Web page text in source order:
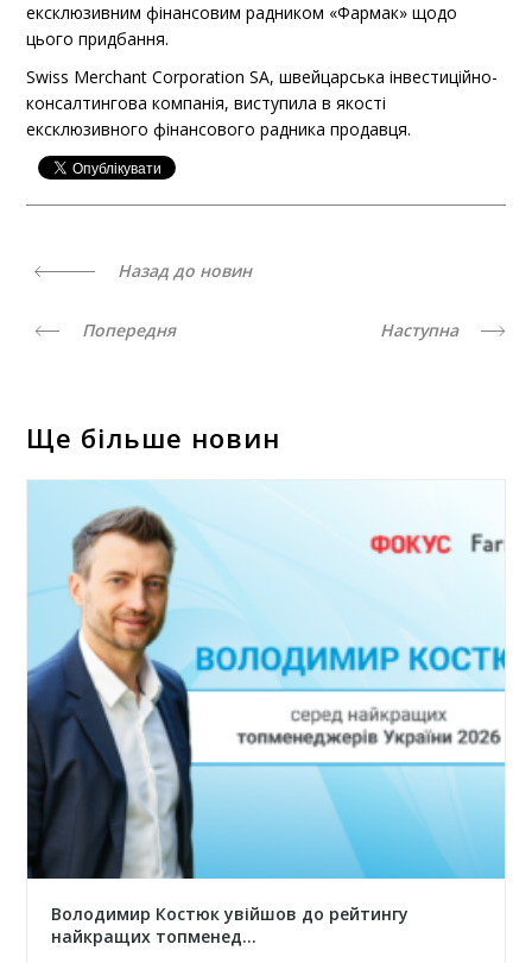
ексклюзивним фінансовим радником «Фармак» щодо
цього придбання.
Swiss Merchant Corporation SA, швейцарська інвестиційно-
консалтингова компанія, виступила в якості
ексклюзивного фінансового радника продавця.
Назад до новин
Попередня Наступна
Ще більше новин
Володимир Костюк увійшов до рейтингу
найкращих топменед...